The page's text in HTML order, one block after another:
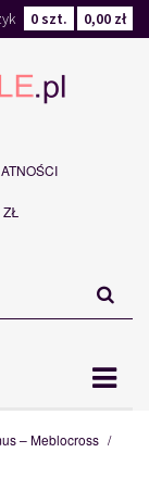
0szt. 0,00 zł
– Meblocross /